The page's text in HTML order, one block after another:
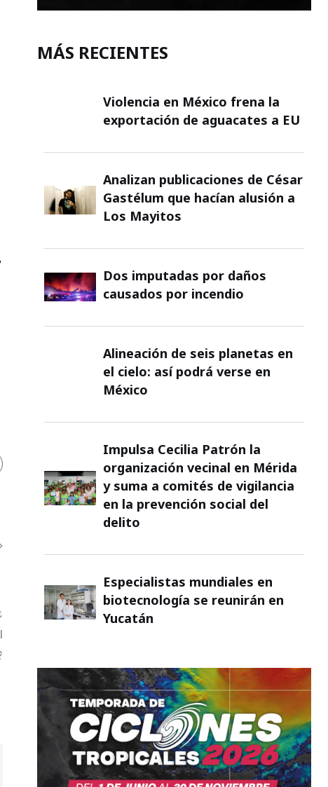
MÁS RECIENTES
Violencia en México frena la
exportación de aguacates a EU
Analizan publicaciones de César
Gastélum que hacían alusión a
Los Mayitos
Dos imputadas por daños
causados por incendio
Alineación de seis planetas en
el cielo: así podrá verse en
México
Impulsa Cecilia Patrón la
organización vecinal en Mérida
y suma a comités de vigilancia
en la prevención social del
delito
Especialistas mundiales en
biotecnología se reunirán en
Yucatán